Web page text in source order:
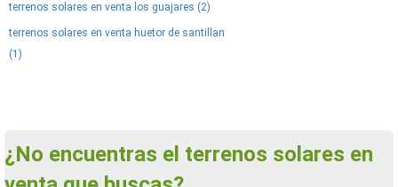
terrenos solares en venta los guajares (2)
terrenos solares en venta huetor de santillan
(1)
¿No encuentras el terrenos solares en